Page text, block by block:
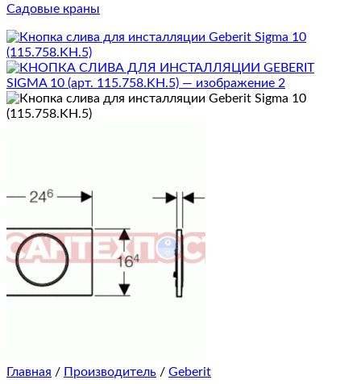
Садовые краны
Главная / Производитель / Geberit